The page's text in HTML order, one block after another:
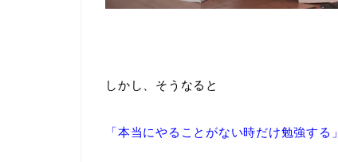
しかし、そうなると
「本当にやることがない時だけ勉強する」